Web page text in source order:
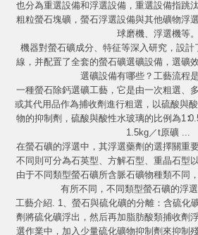
也分為重選設備和浮選設備，重選設備指跳
粗粒螢石塊礦，螢石浮選設備與其他礦物浮
球磨機、浮選機等。
機器對螢石礦成分、特征等深入研究，設
線，并配置了全套的螢石礦選礦設備，選礦
選礦設備有哪些？工藝流程
一種螢石除鈣選礦工藝，它是由一次粗選、
或其代用品作為捕收劑進行粗選，以硫酸與
物的抑制劑，硫酸與酸性水玻璃的比例為
1.5kg／t原礦 ...
在螢石礦的浮選中，其浮選藥劑的選擇關重
不同則可分為石英型、方解石型、重晶石型
由于不同類型螢石礦所含脈石礦物種類不同
有所不同，不同類型螢石礦的浮選
工藝介紹. 1、螢石與硫化礦的分離：含硫化
劑將硫化礦浮出，然后再加脂肪酸類捕收劑
選作業中，加入少量硫化礦物抑制劑來抑制